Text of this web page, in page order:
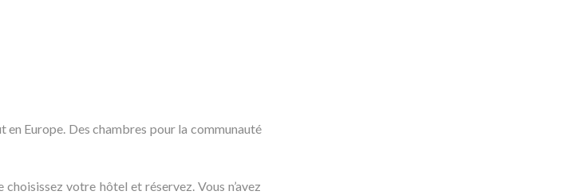
Europe. Des chambres pour la communauté
votre hôtel et réservez. Vous n’avez